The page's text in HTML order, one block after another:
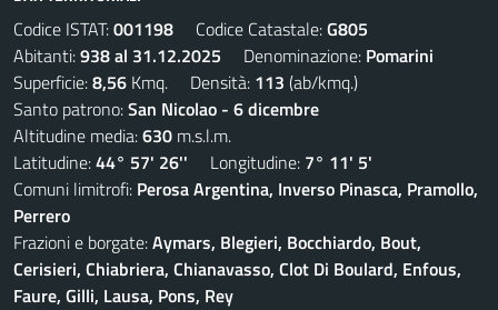
Codice ISTAT:001198 Codice Catastale:G805
Abitanti:938 al 31.12.2025 Denominazione: Pomarini
Superficie:8,56 Kmq. Densità: 113 (ab/kmq.)
Santo patrono:San Nicolao - 6 dicembre
Altitudine media:630 m.s.l.m.
Latitudine:44° 57' 26'' Longitudine: 7° 11' 5'
Comuni limitrofi: Perosa Argentina, Inverso Pinasca, Pramollo,
Perrero
Frazioni e borgate:Aymars, Blegieri, Bocchiardo, Bout,
Cerisieri, Chiabriera, Chianavasso, Clot Di Boulard, Enfous,
Faure, Gilli, Lausa, Pons, Rey